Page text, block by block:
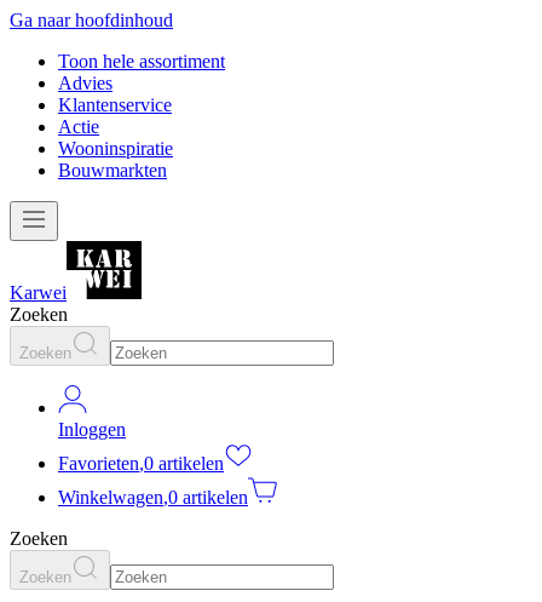
Ga naar hoofdinhoud
Toon hele assortiment
Advies
Klantenservice
Actie
Wooninspiratie
Bouwmarkten
Karwei
Zoeken
Zoeken
Inloggen
Favorieten,0 artikelen
Winkelwagen,0 artikelen
Zoeken
Zoeken